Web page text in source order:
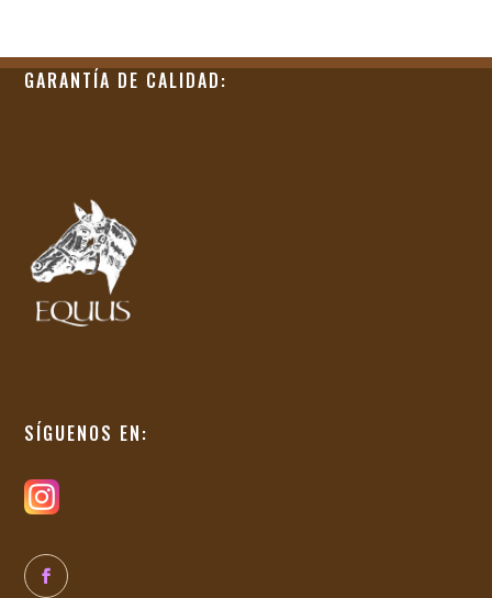
GARANTÍA DE CALIDAD:
SÍGUENOS EN: